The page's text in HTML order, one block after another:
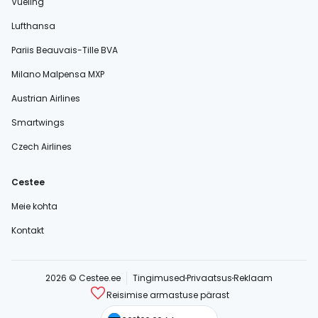
Lufthansa
Pariis Beauvais-Tille BVA
Milano Malpensa MXP
Austrian Airlines
Smartwings
Czech Airlines
Cestee
Meie kohta
Kontakt
2026 © Cestee.ee TingimusedPrivaatsusReklaam
Reisimise armastuse pärast
cestee.com